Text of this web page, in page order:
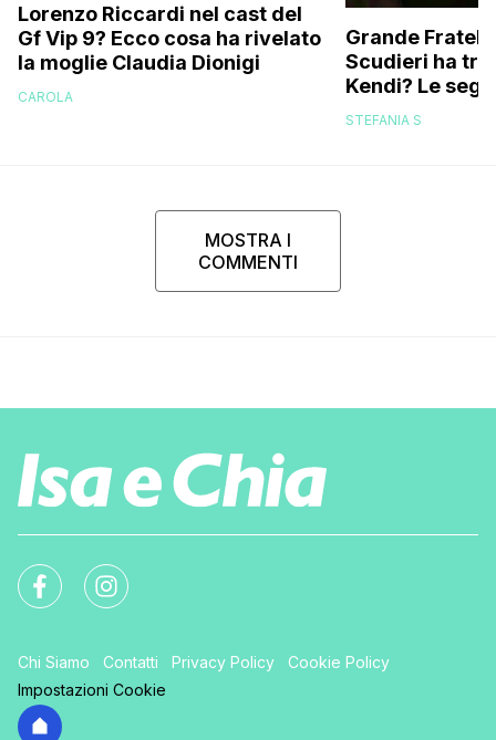
Lorenzo Riccardi nel cast del
Gf Vip 9? Ecco cosa ha rivelato
la moglie Claudia Dionigi
CAROLA
Grande
Scudieri ha
Kendi? Le
replica dell’ex
STEFANIA S
MOSTRA I
COMMENTI
Chi Siamo Contatti Privacy Policy
Cookie Policy
Impostazioni Cookie